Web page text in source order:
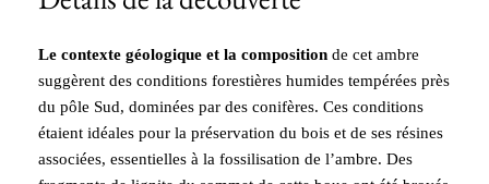
Le contexte géologique et la composition de cet ambre
suggèrent des conditions forestières humides tempérées près
du pôle Sud, dominées par des conifères. Ces conditions
étaient idéales pour la préservation du bois et de ses résines
associées, essentielles à la fossilisation de l’ambre. Des